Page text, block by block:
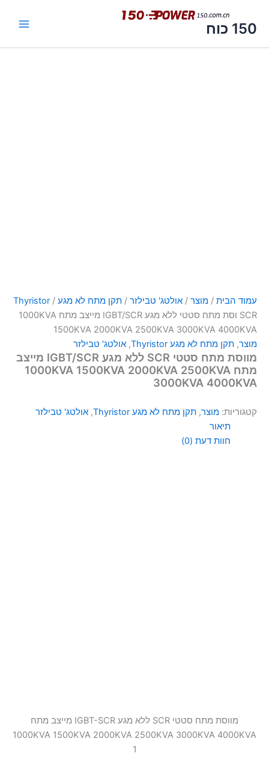
לתוכן150 כוח
עמוד הבית / מוצר / אולטג' טבילזר / תקן מתח לא מגע Thyristor /
SCR וסת מתח סטטי ללא מגע IGBT/SCR מייצב מתח 1000KVA
1500KVA 2000KVA 2500KVA 3000KVA 4000KVA
מוצר, תקן מתח לא מגע Thyristor , אולטג' טבילזר
מווסת מתח סטטי SCR ללא מגע IGBT/SCR מייצב
מתח 1000KVA 1500KVA 2000KVA 2500KVA
3000KVA 4000KVA
קטגוריות: מוצר, תקן מתח לא מגע Thyristor , אולטג' טבילזר
תיאור
חוות דעת (0)
מווסת מתח סטטי SCR ללא מגע IGBT-SCR מייצב מתח
1000KVA 1500KVA 2000KVA 2500KVA 3000KVA 4000KVA
1